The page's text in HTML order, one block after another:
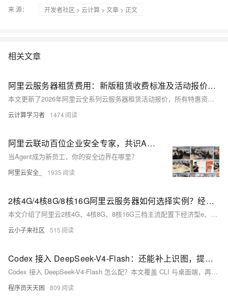
来 源： 开发者社区 > 云计算 > 文章 > 正文
相关文章
阿里云服务器租赁费用：新版租赁收费标准及活动报价参考
本文更新了2026年阿里云全系列云服务器租赁活动报价，所有特惠资源均可前往阿里云活动中心选购，整体覆盖从个人入门到企业级高性能场景的全梯度需求。其中轻量应用服务器主打极致性价比，2核2G峰值200M带宽配置每日10点、15点限时抢购价仅38元/年，2核4G配置379元/年起；高性价比的经济型e实例、通用算力型u2i实例覆盖2核4G至4核32G全档位，适配开发测试与中小型企业业务；搭载英特尔至强6处理器的第九代c9i企业级实例算力较上代提升20%，支撑高并发生产环境，不同实例规格价差清晰，用户可根据自身业务负载与预算灵活选型。
云计算学习者 1474
阿里云联动百位企业安全专家，共识Agent防御最佳实践
当Agent成为新员工，你的安全边界在哪里？
阿里云安全_ 1935
2核4G/4核8G/8核16G阿里云服务器如何选择实例？经济型e、通用算力型u2i与计算型c9i选哪个？
本文介绍了阿里云2核4G、4核8G、8核16G三档主流配置下经济型e、通用算力型u2i和计算型c9i三种实例的最新活动价格与适用场景。同配置下三者价差显著，以2核4G为例，经济型e低至599.93元/年，计算型c9i则高达1742.08元/年。文章详细解析了各实例的性能定位：经济型e适合轻负载入门场景，u2i兼顾稳定算力与性价比，c9i凭借第9代至强处理器与芯片级安全能力支撑高性能业务。同时提示用户可叠加满减优惠券享受折上折，建议根据业务负载与预算综合决策。
云小子来社区 515
Codex 接入 DeepSeek-V4-Flash：还能补上识图，提供两套方案
Codex 接入 DeepSeek-V4-Flash 怎么配？本文覆盖 CLI 与桌面端，再用 qwen3-vl-flash 补识图，两套方案可直接照做
程序员天天困 809